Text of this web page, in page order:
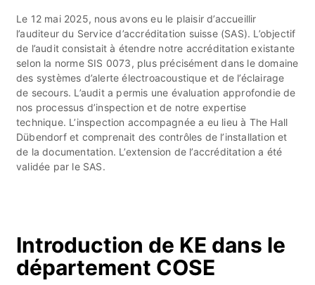
Le 12 mai 2025, nous avons eu le plaisir d’accueillir
l’auditeur du Service d’accréditation suisse (SAS). L’objectif
de l’audit consistait à étendre notre accréditation existante
selon la norme SIS 0073, plus précisément dans le domaine
des systèmes d’alerte électroacoustique et de l’éclairage
de secours. L’audit a permis une évaluation approfondie de
nos processus d’inspection et de notre expertise
technique. L’inspection accompagnée a eu lieu à The Hall
Dübendorf et comprenait des contrôles de l’installation et
de la documentation. L’extension de l’accréditation a été
validée par le SAS.
Introduction de KE dans le
département COSE